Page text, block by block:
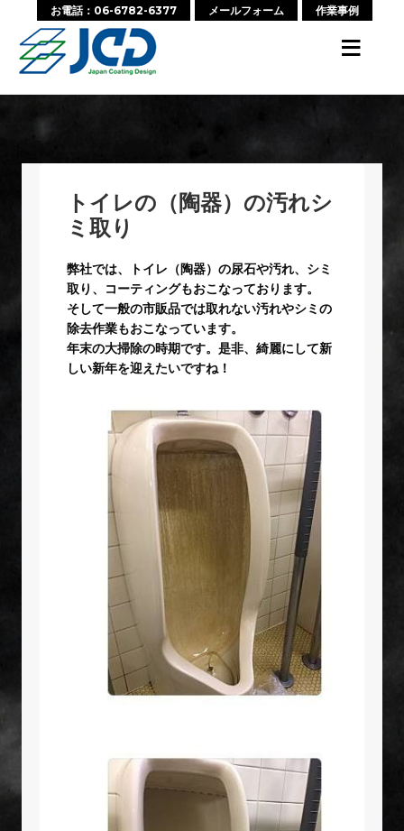
お電話：06-6782-6377 メールフォーム 作業事例
≡
トイレの（陶器）の汚れシ
ミ取り
弊社では、トイレ（陶器）の尿石や汚れ、シミ
取り、コーティングもおこなっております。
そして一般の市販品では取れない汚れやシミの
除去作業もおこなっています。
年末の大掃除の時期です。是非、綺麗にして新
しい新年を迎えたいですね！